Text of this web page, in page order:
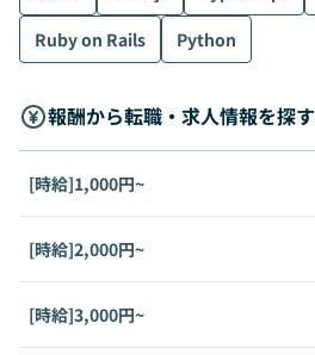
Ruby on Rails
Python
報酬から転職・求人情報を探す
[時給]1,000円~
[時給]2,000円~
[時給]3,000円~